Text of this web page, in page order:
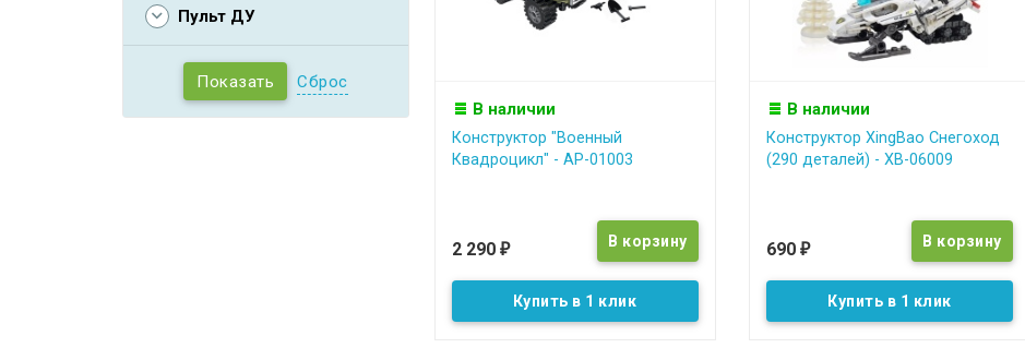
Пульт ДУ
Сброс
В наличии
Конструктор "Военный
Квадроцикл" - АР-01003
2 290 ₽
Купить в 1 клик
В наличии
Конструктор XingBao Снегоход
(290 деталей) - XB-06009
690 ₽
Купить в 1 клик